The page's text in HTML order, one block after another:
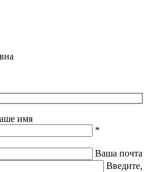
имя
*
Ваша почта
Введите,